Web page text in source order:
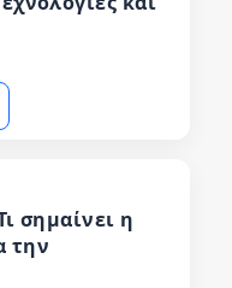
σημαίνει η
την